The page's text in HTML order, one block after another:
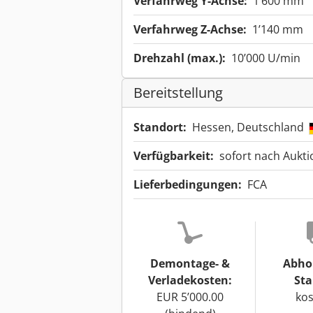
Verfahrweg Z-Achse: 1’140 mm
Drehzahl (max.): 10’000 U/min
Bereitstellung
Standort: Hessen, Deutschland
Verfügbarkeit: sofort nach
Lieferbedingungen: FCA
Demontage- &
Verladekosten:
EUR 5’000.00